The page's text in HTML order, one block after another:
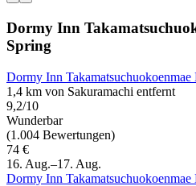
Dormy Inn
Spring
Dormy Inn
1,4 km von Sakuramachi entfernt
9,2/10
Wunderbar
(1.004 Bewertungen)
74 €
16. Aug.–17. Aug.
Dormy Inn